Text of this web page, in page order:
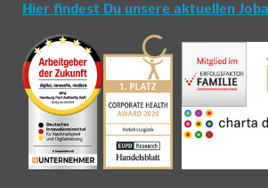
Hier findest Du unsere aktuellen